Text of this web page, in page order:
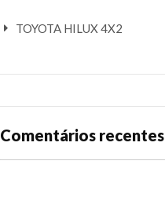
TOYOTA HILUX 4X2
Comentários recentes